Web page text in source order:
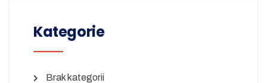
Kategorie
Brak kategorii